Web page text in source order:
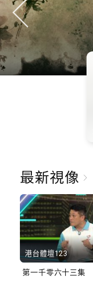
最新視像
港台體壇123
第一千零六十三集